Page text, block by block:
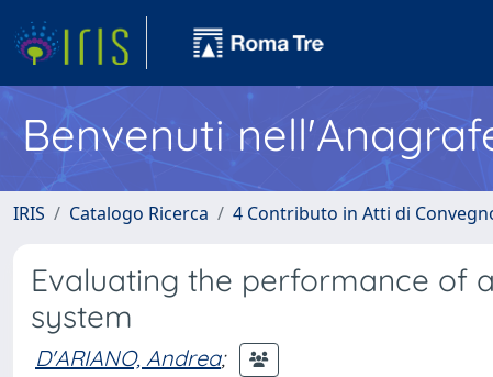
Benvenuti
IRIS Catalogo Ricerca 4 Contributo in Atti di
Evaluating the performance of
system
D'ARIANO, Andrea;